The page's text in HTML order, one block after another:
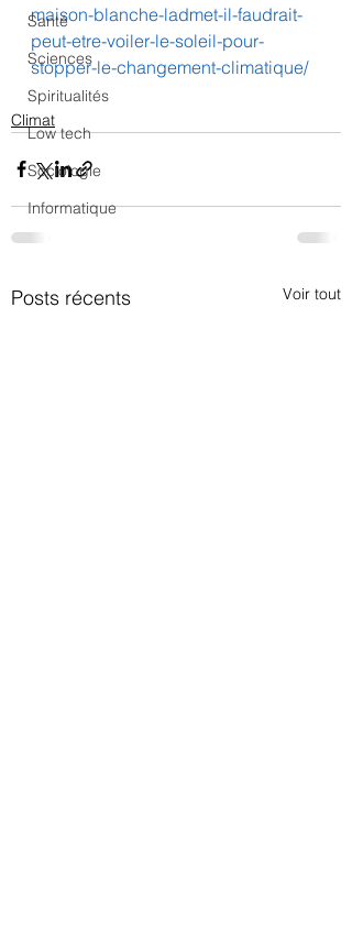
Santé
Sciences
Spiritualités
Low tech
Sociologie
Informatique
maison-blanche-ladmet-il-faudrait-
peut-etre-voiler-le-soleil-pour-
stopper-le-changement-climatique/
Climat
Posts récents Voir tout